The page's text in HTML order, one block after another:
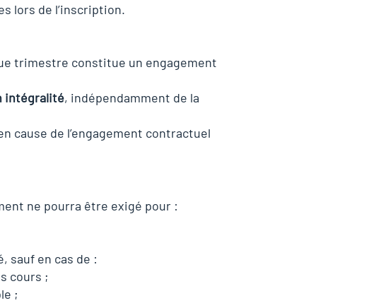
lors de l’inscription.
trimestre constitue un engagement
intégralité, indépendamment de la
cause de l’engagement contractuel
ne pourra être exigé pour :
sauf en cas de :
cours ;
;